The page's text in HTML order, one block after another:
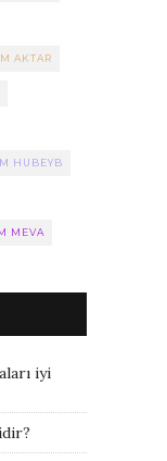
AKTAR
HUBEYB
MEVA
iyi